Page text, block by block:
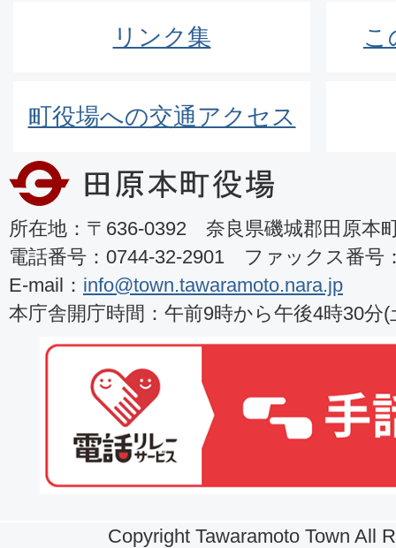
リンク集 こ
町役場への交通アクセス
所在地：〒636-0392 奈良県磯城郡田原本
電話番号：0744-32-2901 ファックス番号
E-mail： info@town.tawaramoto.nara.jp
本庁舎開庁時間：午前9時から午後4時30分
Copyright Tawaramoto Town All